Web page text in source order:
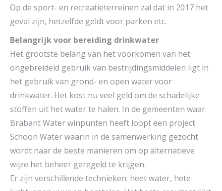
Op de sport- en recreatieterreinen zal dat in 2017 het
geval zijn, hetzelfde geldt voor parken etc.
Belangrijk voor bereiding drinkwater
Het grootste belang van het voorkomen van het
ongebreideld gebruik van bestrijdingsmiddelen ligt in
het gebruik van grond- en open water voor
drinkwater. Het kost nu veel geld om de schadelijke
stoffen uit het water te halen. In de gemeenten waar
Brabant Water winpunten heeft loopt een project
Schoon Water waarin in de samenwerking gezocht
wordt naar de beste manieren om op alternatieve
wijze het beheer geregeld te krijgen.
Er zijn verschillende technieken: heet water, hete